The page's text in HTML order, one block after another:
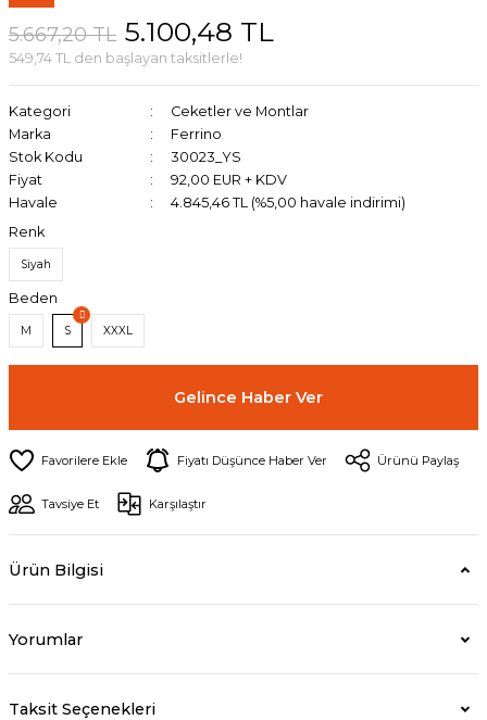
5.667,20 TL 5.100,48 TL
549,74 TL den başlayan taksitlerle!
Kategori
Ceketler ve Montlar
Marka
Ferrino
Stok Kodu
30023_YS
Fiyat
92,00 EUR + KDV
Havale
4.845,46 TL (%5,00 havale indirimi)
Renk
Siyah
Beden
M S XXXL
Gelince Haber Ver
Fiyatı Düşünce Haber Ver Ürünü Paylaş
Tavsiye Et Karşılaştır
Ürün Bilgisi
Yorumlar
Taksit Seçenekleri